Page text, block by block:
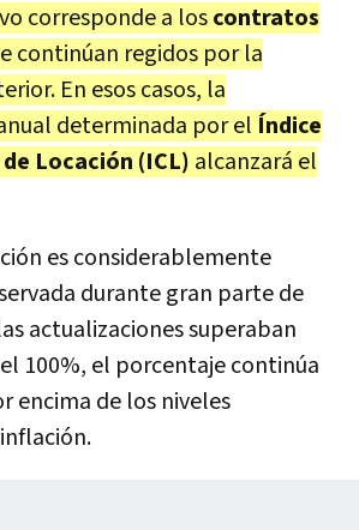
corresponde a loscontratos
continúan regidos por la
En esos casos, la
determinada por el Índice
Locación (ICL) alcanzará el
es considerablemente
durante gran parte de
actualizaciones superaban
100%, el porcentaje continúa
encima de los niveles